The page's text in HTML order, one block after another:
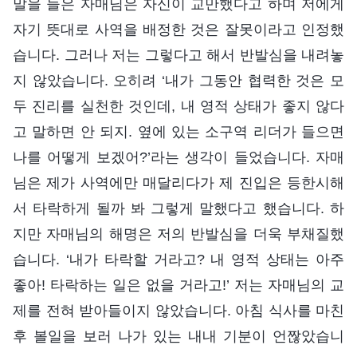
말을 들은 자매님은 자신이 교만했다고 하며 저에게
자기 뜻대로 사역을 배정한 것은 잘못이라고 인정했
습니다. 그러나 저는 그렇다고 해서 반발심을 내려놓
지 않았습니다. 오히려 ‘내가 그동안 협력한 것은 모
두 진리를 실천한 것인데, 내 영적 상태가 좋지 않다
고 말하면 안 되지. 옆에 있는 소구역 리더가 들으면
나를 어떻게 보겠어?’라는 생각이 들었습니다. 자매
님은 제가 사역에만 매달리다가 제 진입은 등한시해
서 타락하게 될까 봐 그렇게 말했다고 했습니다. 하
지만 자매님의 해명은 저의 반발심을 더욱 부채질했
습니다. ‘내가 타락할 거라고? 내 영적 상태는 아주
좋아! 타락하는 일은 없을 거라고!’ 저는 자매님의 교
제를 전혀 받아들이지 않았습니다. 아침 식사를 마친
후 볼일을 보러 나가 있는 내내 기분이 언짢았습니